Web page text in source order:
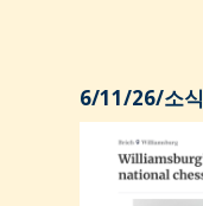
6/11/26/소식